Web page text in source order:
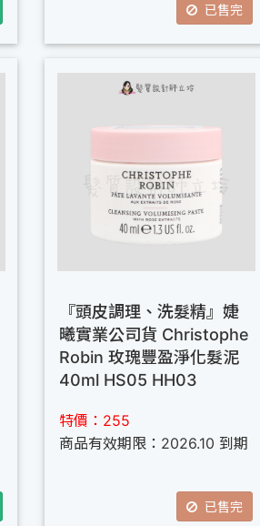
已售完
『頭皮調理、洗髮精』婕
曦實業公司貨 Christophe
Robin 玫瑰豐盈淨化髮泥
40ml HS05 HH03
特價：255
商品有效期限：2026.10 到期
已售完